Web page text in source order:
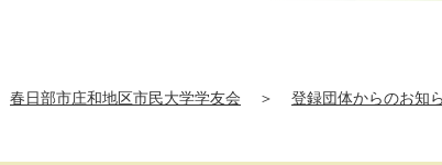
春日部市庄和地区市民大学学友会 ＞ 登録団体からのお知